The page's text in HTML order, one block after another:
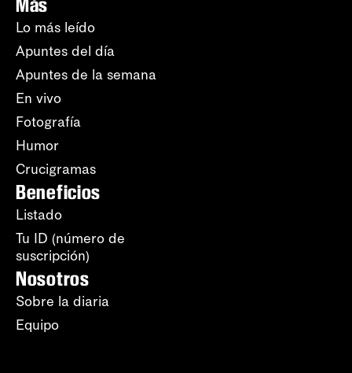
Más
Lo más leído
Apuntes del día
Apuntes de la semana
En vivo
Fotografía
Humor
Crucigramas
Beneficios
Listado
Tu ID (número de
suscripción)
Nosotros
Sobre la diaria
Equipo